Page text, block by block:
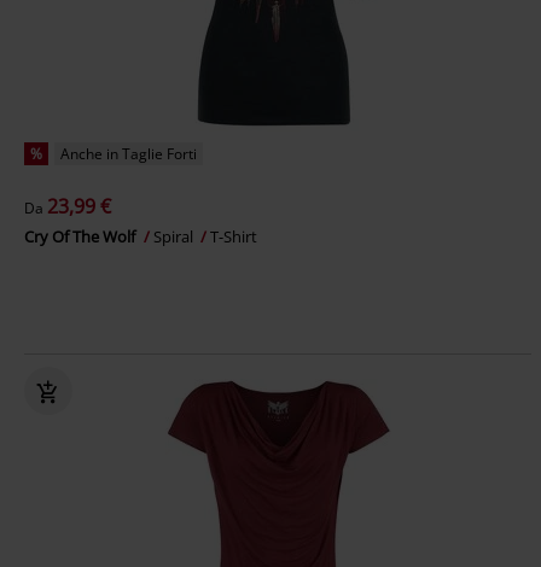
% Anche in Taglie Forti
Da 23,99 €
Cry Of The Wolf Spiral T-Shirt